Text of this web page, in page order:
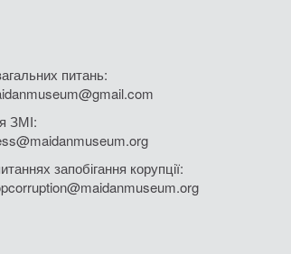
питань:
ЗМІ:
запобігання корупції: